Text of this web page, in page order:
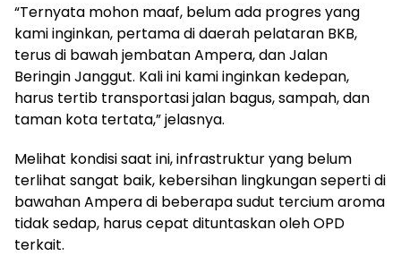
“Ternyata mohon maaf, belum ada progres yang
kami inginkan, pertama di daerah pelataran BKB,
terus di bawah jembatan Ampera, dan Jalan
Beringin Janggut. Kali ini kami inginkan kedepan,
harus tertib transportasi jalan bagus, sampah, dan
taman kota tertata,” jelasnya.
Melihat kondisi saat ini, infrastruktur yang belum
terlihat sangat baik, kebersihan lingkungan seperti di
bawahan Ampera di beberapa sudut tercium aroma
tidak sedap, harus cepat dituntaskan oleh OPD
terkait.